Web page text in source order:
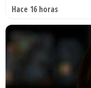
Hace 16 horas